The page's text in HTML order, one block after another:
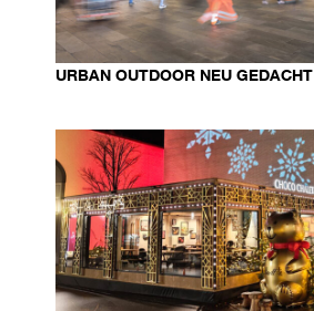
URBAN OUTDOOR NEU GEDACHT